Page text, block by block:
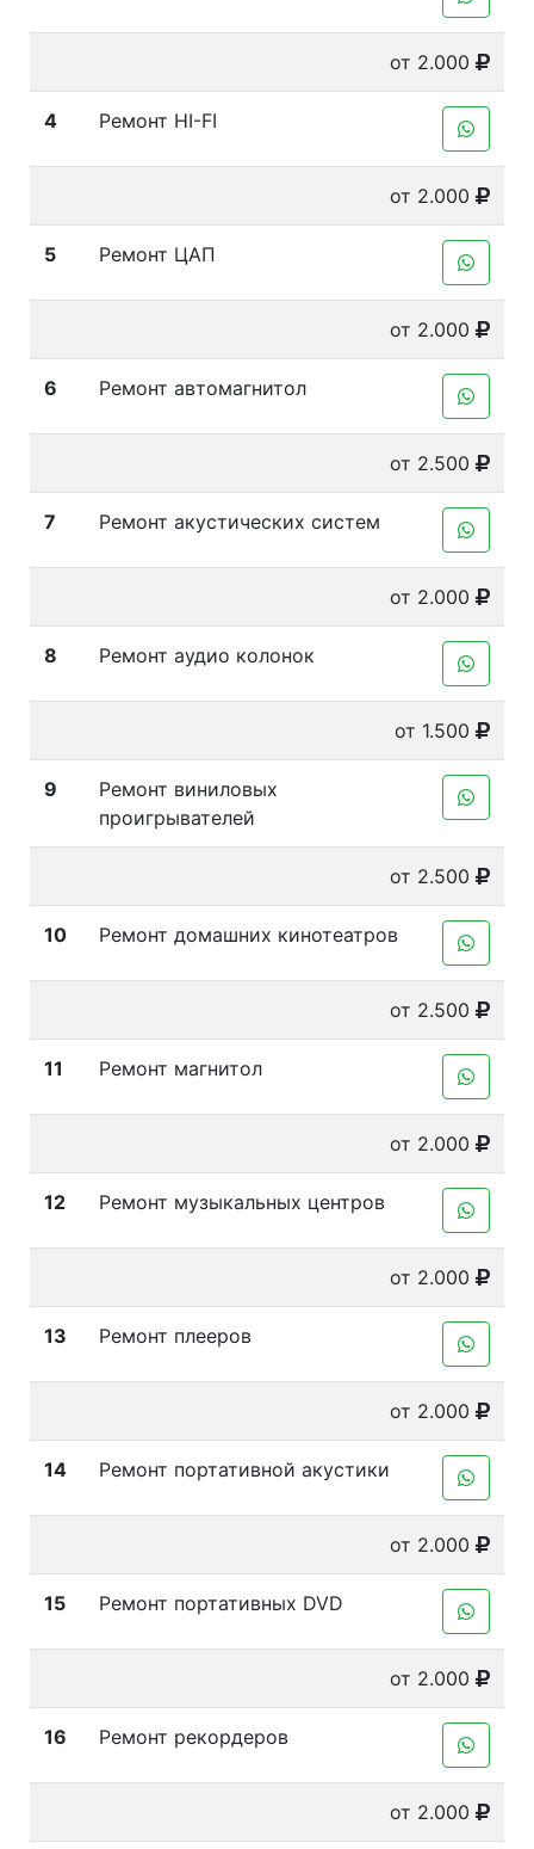
от 2.000
4 Ремонт HI-FI
от 2.000
5 Ремонт ЦАП
от 2.000
6 Ремонт автомагнитол
от 2.500
7 Ремонт акустических систем
от 2.000
8 Ремонт аудио колонок
от 1.500
9
Ремонт виниловых
проигрывателей
от 2.500
10 Ремонт домашних кинотеатров
от 2.500
11 Ремонт магнитол
от 2.000
12 Ремонт музыкальных центров
от 2.000
13 Ремонт плееров
от 2.000
14 Ремонт портативной акустики
от 2.000
15 Ремонт портативных DVD
от 2.000
16 Ремонт рекордеров
от 2.000